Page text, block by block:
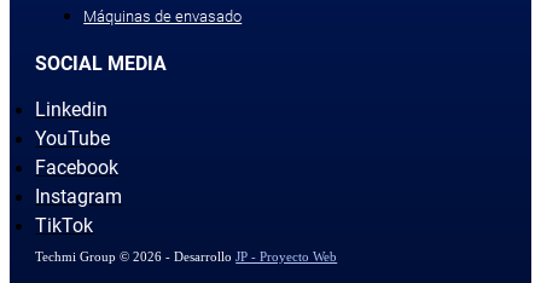
Máquinas de envasado
SOCIAL MEDIA
Linkedin
YouTube
Facebook
Instagram
TikTok
Techmi Group © 2026 - DesarrolloJP - Proyecto Web